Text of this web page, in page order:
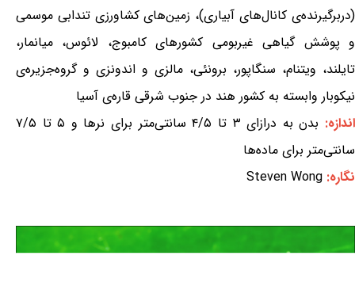
(دربرگیرنده‌ی کانال‌های آبیاری)، زمین‌های کشاورزی تندابی موسمی
و پوشش گیاهی غیربومی کشورهای کامبوج، لائوس، میانمار،
تایلند، ویتنام، سنگاپور، برونئی، مالزی و اندونزی و گروه‌جزیره‌ی
نیکوبار وابسته به کشور هند در جنوب شرقی قاره‌ی آسیا
اندازه:
بدن به درازای ۳ تا ۴/۵ سانتی‌متر برای نرها و ۵ تا ۷/۵
سانتی‌متر برای ماده‌ها
نگاره: Steven Wong